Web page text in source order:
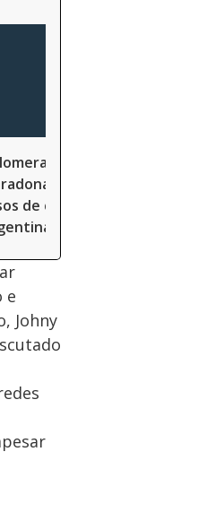
em velório de
pode aumentar
de covid-19 na
e
Johny